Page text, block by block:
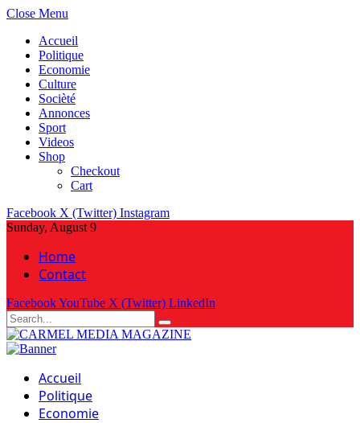
Close Menu
Accueil
Politique
Economie
Culture
Socièté
Annonces
Sport
Videos
Shop
Checkout
Cart
Facebook X (Twitter) Instagram
Sunday, August 9
Home
Contact
FacebookYouTube X (Twitter) LinkedIn
Accueil
Politique
Economie